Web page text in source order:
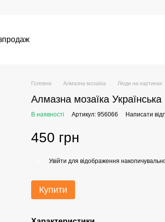
Головна Алмазна мозаїка Люди на картинах
Алмазна мозаїка
В наявності Артикул: 956066 Написати
450 грн
Увійти для відображення
Купити